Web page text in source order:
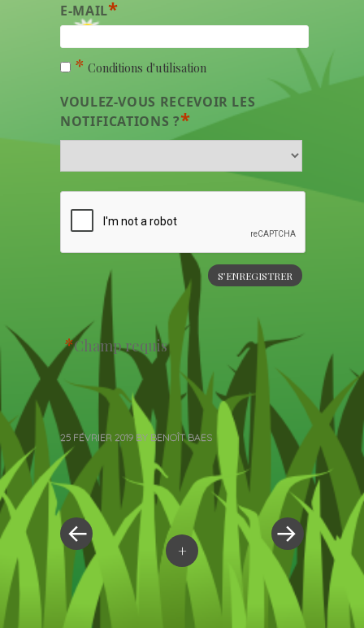
E-MAIL*
* Conditions d'utilisation
VOULEZ-VOUS RECEVOIR LES
NOTIFICATIONS ?*
*Champ requis
25 FÉVRIER 2019 BY BENOÎT BAES
Post navigation
« Previous Post Next Post »
+